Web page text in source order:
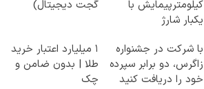
کیلومترپیمایش با
یکبار شارژ
گجت دیجیتال)
با شرکت در جشنواره
زاگرس، دو برابر سپرده
خود را دریافت کنید
۱ میلیارد اعتبار خرید
طلا | بدون ضامن و
چک